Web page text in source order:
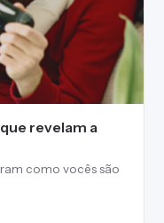
revelam a
como vocês são